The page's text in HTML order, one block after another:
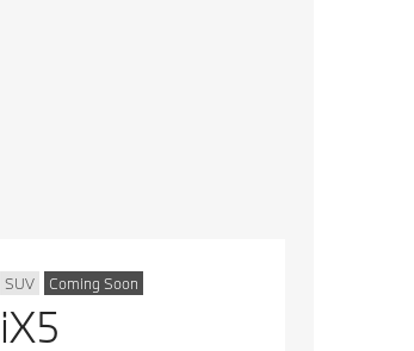
SUV Coming Soon
iX5